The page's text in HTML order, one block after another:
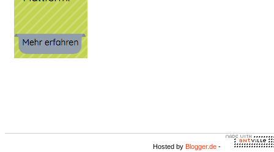
Hosted by Blogger.de -